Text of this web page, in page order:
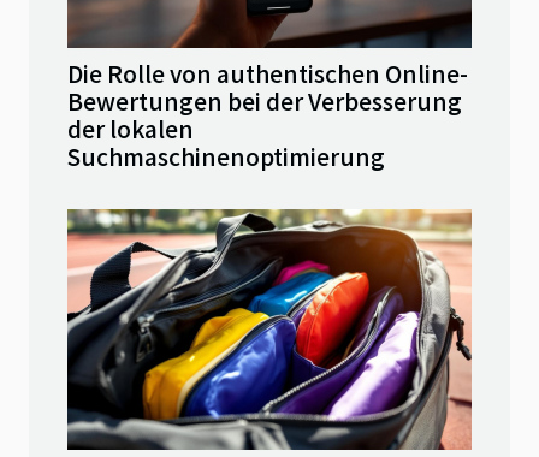
Die Rolle von authentischen Online-
Bewertungen bei der Verbesserung
der lokalen
Suchmaschinenoptimierung